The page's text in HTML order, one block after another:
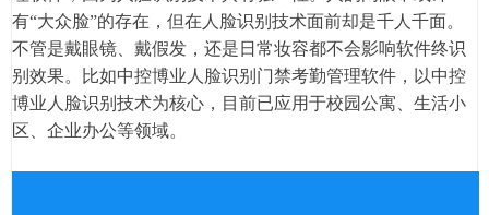
有“大众脸”的存在，但在人脸识别技术面前却是千人千面。
不管是戴眼镜、戴假发，还是日常妆容都不会影响软件终识
别效果。比如中控博业人脸识别门禁考勤管理软件，以中控
博业人脸识别技术为核心，目前已应用于校园公寓、生活小
区、企业办公等领域。